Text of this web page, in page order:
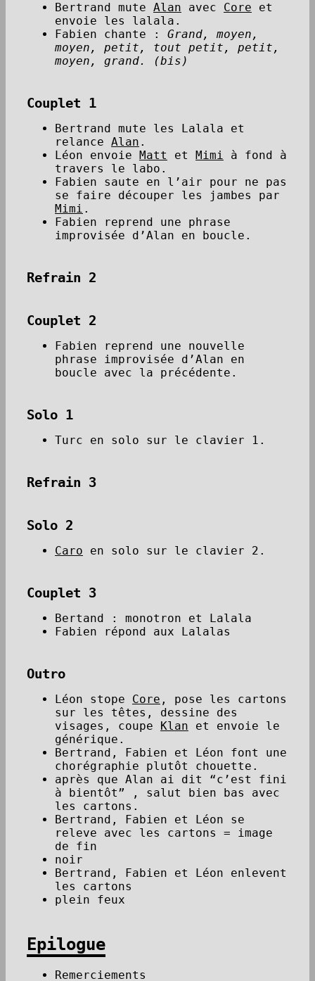
Bertrand mute Alan avec Core et
envoie les lalala.
Fabien chante : Grand, moyen,
moyen, petit, tout petit, petit,
moyen, grand. (bis)
Couplet 1
Bertrand mute les Lalala et
relance Alan .
Léon envoie Matt et Mimi à fond à
travers le labo.
Fabien saute en l’air pour ne pas
se faire découper les jambes par
Mimi .
Fabien reprend une phrase
improvisée d’Alan en boucle.
Refrain 2
Couplet 2
Fabien reprend une nouvelle
phrase improvisée d’Alan en
boucle avec la précédente.
Solo 1
Turc en solo sur le clavier 1.
Refrain 3
Solo 2
Caro en solo sur le clavier 2.
Couplet 3
Bertand : monotron et Lalala
Fabien répond aux Lalalas
Outro
Léon stope Core , pose les cartons
sur les têtes, dessine des
visages, coupe Klan et envoie le
générique.
Bertrand, Fabien et Léon font une
chorégraphie plutôt chouette.
après que Alan ai dit “c’est fini
à bientôt” , salut bien bas avec
les cartons.
Bertrand, Fabien et Léon se
releve avec les cartons = image
de fin
noir
Bertrand, Fabien et Léon enlevent
les cartons
plein feux
Epilogue
Remerciements